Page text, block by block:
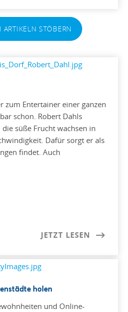
ARTIKELN STÖBERN
zum Entertainer einer ganzen
schon. Robert Dahls
süße Frucht wachsen in
Dafür sorgt er als
findet. Auch
JETZT LESEN
holen
und Online-